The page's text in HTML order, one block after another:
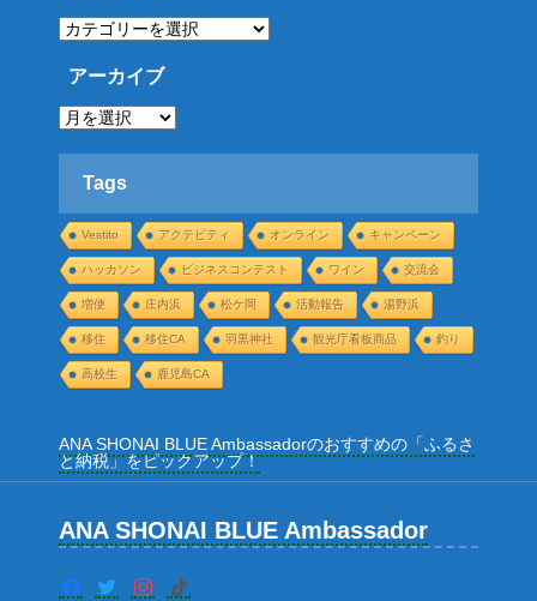
カ
テ
リ
ー
アーカイブ
ア
ー
Tags
Vestito アクテビティ オンライン キャンペーン
ハッカソン ビジネスコンテスト ワイン 交流会
増便 庄内浜 松ケ岡 活動報告 湯野浜
移住 移住CA 羽黒神社 観光庁看板商品 釣り
高校生 鹿児島CA
ANA SHONAI BLUE Ambassadorのおすすめの「ふるさ
と納税」をピックアップ！
ANA SHONAI BLUE Ambassador